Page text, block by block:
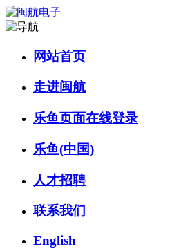
网站首页
走进闽航
乐鱼页面在线登录
乐鱼(中国)
人才招聘
联系我们
English